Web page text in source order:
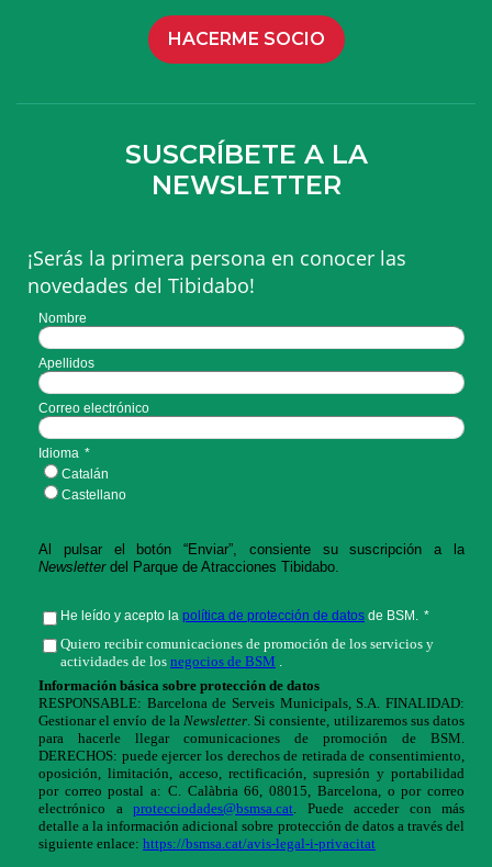
HACERME SOCIO
SUSCRÍBETE A LA
NEWSLETTER
¡Serás la primera persona en conocer las
novedades del Tibidabo!